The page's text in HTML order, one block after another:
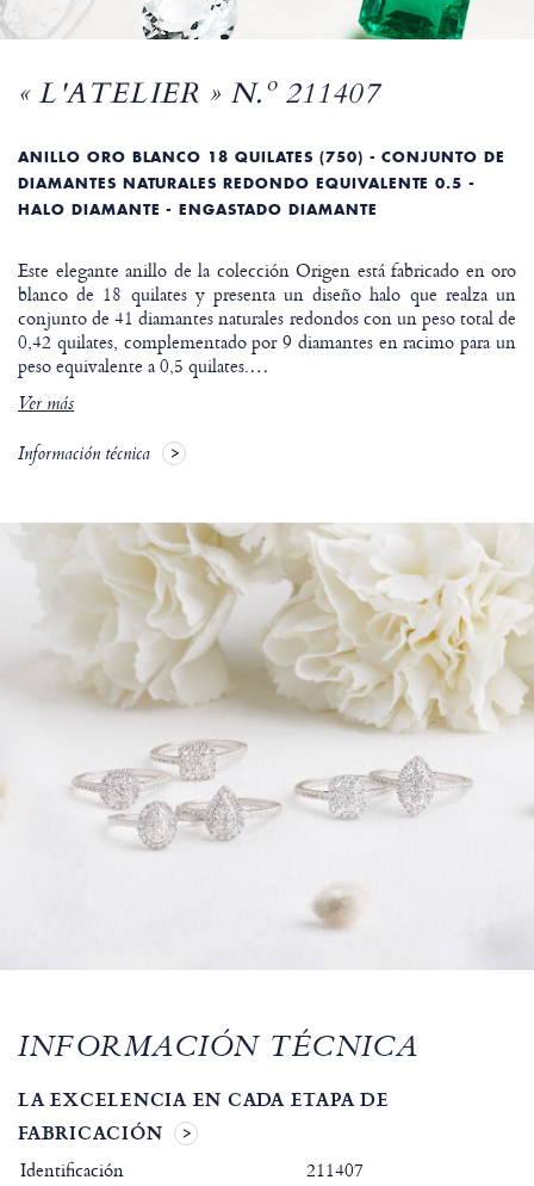
« L'ATELIER » N.º 211407
ANILLO ORO BLANCO 18 QUILATES (750) - CONJUNTO DE
DIAMANTES NATURALES REDONDO EQUIVALENTE 0.5 -
HALO DIAMANTE - ENGASTADO DIAMANTE
Este elegante anillo de la colección Origen está fabricado en oro
blanco de 18 quilates y presenta un diseño halo que realza un
conjunto de 41 diamantes naturales redondos con un peso total de
0,42 quilates, complementado por 9 diamantes en racimo para un
peso equivalente a 0,5 quilates.…
Ver más
Información técnica
INFORMACIÓN TÉCNICA
LA EXCELENCIA EN CADA ETAPA DE
FABRICACIÓN
Identificación
211407